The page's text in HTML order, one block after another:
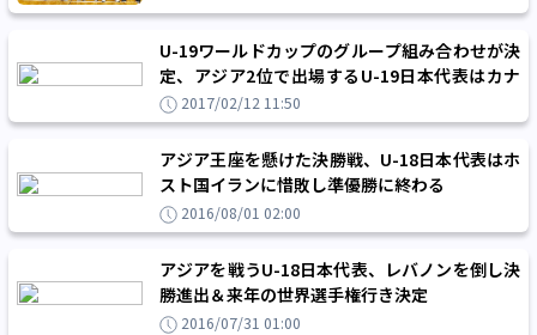
U-19ワールドカップのグループ組み合わせが決
定、アジア2位で出場するU-19日本代表はカナ
ダ、スペイン、マリと同組に
2017/02/12 11:50
アジア王座を懸けた決勝戦、U-18日本代表はホ
スト国イランに惜敗し準優勝に終わる
2016/08/01 02:00
アジアを戦うU-18日本代表、レバノンを倒し決
勝進出＆来年の世界選手権行き決定
2016/07/31 01:00